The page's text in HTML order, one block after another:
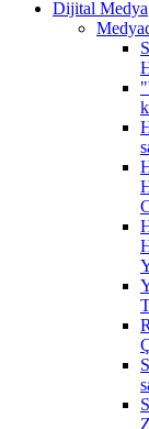
Dijital Medya